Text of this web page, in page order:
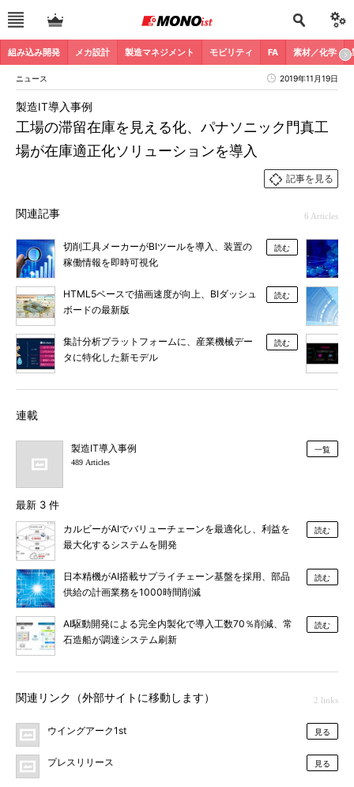
組み込み開発 メカ設計 製造マネジメント モビリティ FA 素材／化学
ニュース 2019年11月19日
工場の滞留在庫を見える化、パナソニック門真工
場が在庫適正化ソリューションを導入
製造IT導入事例
記事を見る
関連記事 6 Articles
切削工具メーカーがBIツールを導入、装置の
稼働情報を即時可視化
読む
HTML5ベースで描画速度が向上、BIダッシュ
ボードの最新版
読む
集計分析プラットフォームに、産業機械デー
タに特化した新モデル
読む
連載
製造IT導入事例
489 Articles
一覧
最新 3 件
カルビーがAIでバリューチェーンを最適化し、利益を
最大化するシステムを開発
読む
日本精機がAI搭載サプライチェーン基盤を採用、部品
供給の計画業務を1000時間削減
読む
AI駆動開発による完全内製化で導入工数70％削減、常
石造船が調達システム刷新
読む
関連リンク（外部サイトに移動します） 2 links
ウイングアーク1st 見る
プレスリリース 見る